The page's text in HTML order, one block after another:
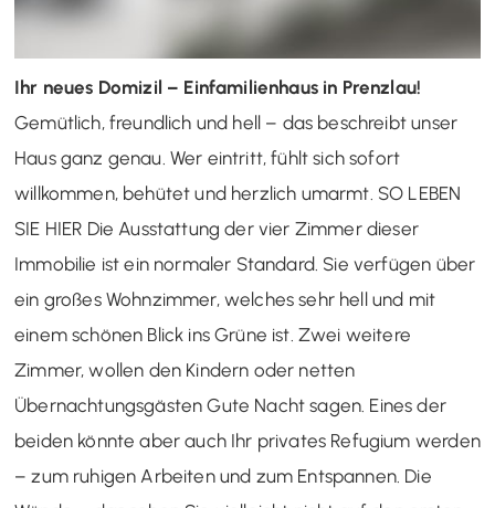
Ihr neues Domizil – Einfamilienhaus in Prenzlau!
Gemütlich, freundlich und hell – das beschreibt unser
Haus ganz genau. Wer eintritt, fühlt sich sofort
willkommen, behütet und herzlich umarmt. SO LEBEN
SIE HIER Die Ausstattung der vier Zimmer dieser
Immobilie ist ein normaler Standard. Sie verfügen über
ein großes Wohnzimmer, welches sehr hell und mit
einem schönen Blick ins Grüne ist. Zwei weitere
Zimmer, wollen den Kindern oder netten
Übernachtungsgästen Gute Nacht sagen. Eines der
beiden könnte aber auch Ihr privates Refugium werden
– zum ruhigen Arbeiten und zum Entspannen. Die